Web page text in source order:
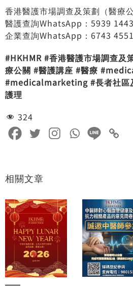
香港醫護市場調查及策劃（醫療
醫護查詢WhatsApp：5939 1443
企業查詢WhatsApp：6743 4551
#HKHMR #香港醫護市場調查及
療公關 #醫護講座 #醫療
#medicalmarketing #長者社區
護理
324
相關文章